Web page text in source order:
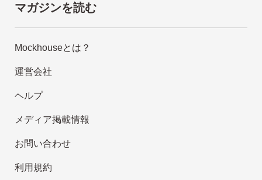
マガジンを読む
Mockhouseとは？
運営会社
ヘルプ
メディア掲載情報
お問い合わせ
利用規約